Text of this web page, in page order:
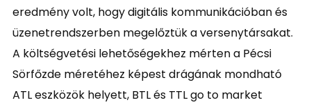
eredmény volt, hogy digitális kommunikációban és
üzenetrendszerben megelőztük a versenytársakat.
A költségvetési lehetőségekhez mérten a Pécsi
Sörfőzde méretéhez képest drágának mondható
ATL eszközök helyett, BTL és TTL go to market